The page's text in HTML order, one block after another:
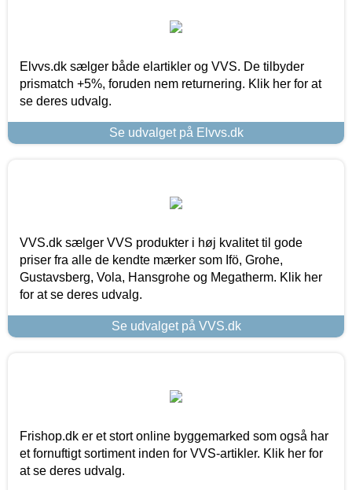
Elvvs.dk sælger både elartikler og VVS. De tilbyder
prismatch +5%, foruden nem returnering. Klik her for at
se deres udvalg.
Se udvalget på Elvvs.dk
VVS.dk sælger VVS produkter i høj kvalitet til gode
priser fra alle de kendte mærker som Ifö, Grohe,
Gustavsberg, Vola, Hansgrohe og Megatherm. Klik her
for at se deres udvalg.
Se udvalget på VVS.dk
Frishop.dk er et stort online byggemarked som også har
et fornuftigt sortiment inden for VVS-artikler. Klik her for
at se deres udvalg.